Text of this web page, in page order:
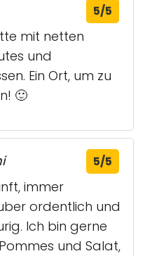
5/5
mit netten
und
Ein Ort, um zu
🙂
5/5
immer
ordentlich und
Ich bin gerne
und Salat,